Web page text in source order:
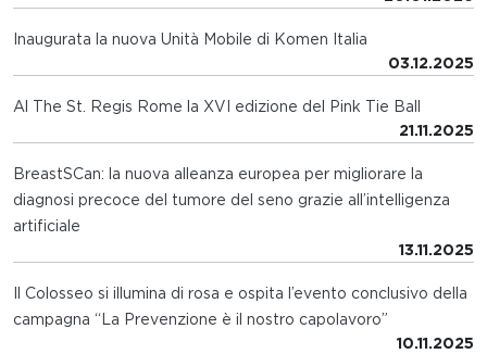
Inaugurata la nuova Unità Mobile di Komen Italia
03.12.2025
Al The St. Regis Rome la XVI edizione del Pink Tie Ball
21.11.2025
BreastSCan: la nuova alleanza europea per migliorare la
diagnosi precoce del tumore del seno grazie all’intelligenza
artificiale
13.11.2025
Il Colosseo si illumina di rosa e ospita l’evento conclusivo della
campagna “La Prevenzione è il nostro capolavoro”
10.11.2025